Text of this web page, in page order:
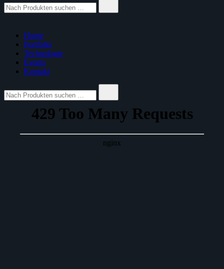
nach:
Home
Portfolio
Technologie
Events
Kontakt
nach: